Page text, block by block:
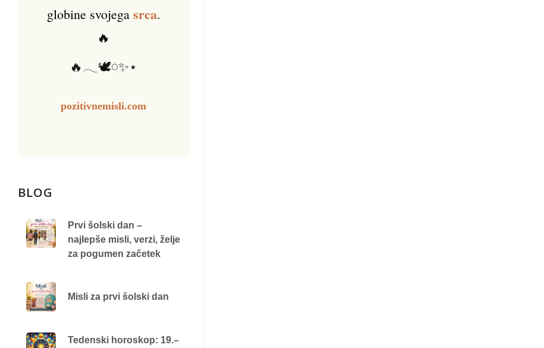
globine svojega srca.
🔥
🔥𓂃🕊️𓏸✨⋆
pozitivnemisli.com
BLOG
Prvi šolski dan –
najlepše misli, verzi, želje
za pogumen začetek
Misli za prvi šolski dan
Tedenski horoskop: 19.–